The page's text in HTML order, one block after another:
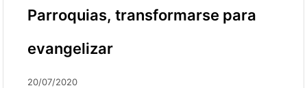
Parroquias, transformarse para
evangelizar
20/07/2020